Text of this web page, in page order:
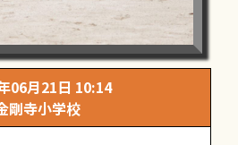
06月21日 10:14
剛寺小学校